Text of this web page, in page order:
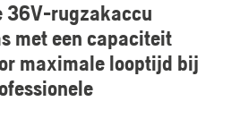
36V-rugzakaccu
met een capaciteit
maximale looptijd bij